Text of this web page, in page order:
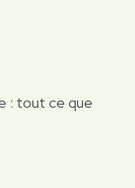
: tout ce que